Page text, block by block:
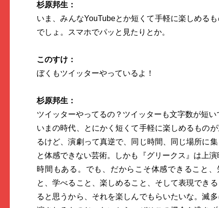
杉原邦生：
いま、みんなYouTubeとか短くて手軽に楽しめる
でしょ。スマホでパッと見たりとか。
このすけ：
ぼくもツイッターやっているよ！
杉原邦生：
ツイッターやってるの？ツイッターも文字数が短い
いまの時代、とにかく短くて手軽に楽しめるもの
るけど、演劇って真逆で、同じ時間、同じ場所に
と体感できない芸術。しかも『グリークス』は上
時間もある。でも、だからこそ体感できること、
と、学べること、楽しめること、そして表現でき
ると思うから、それを楽しんでもらいたいな。滅